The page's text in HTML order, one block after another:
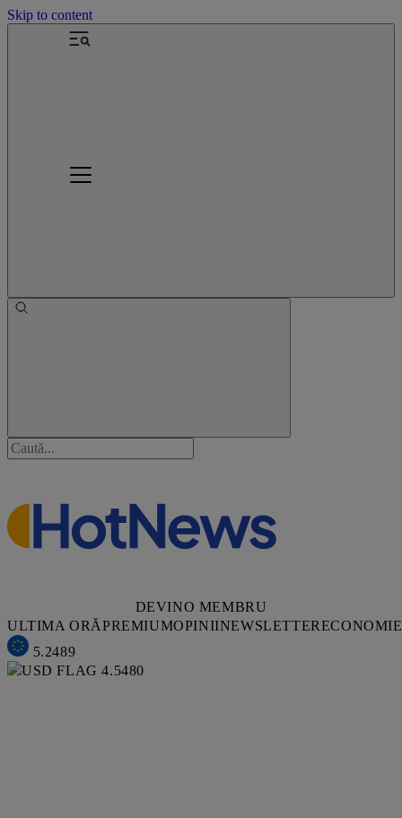
Skip to content
DEVINO MEMBRU
ULTIMA ORĂPREMIUMOPINIINEWSLETTERECONOMIE
5.2489
4.5480